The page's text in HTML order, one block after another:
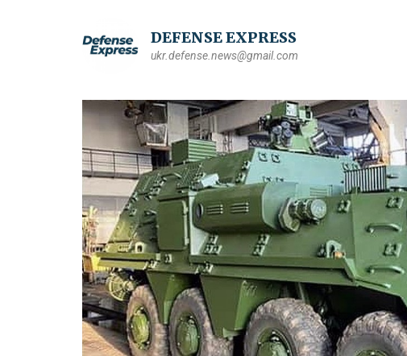
DEFENSE EXPRESS
ukr.defense.news@gmail.com